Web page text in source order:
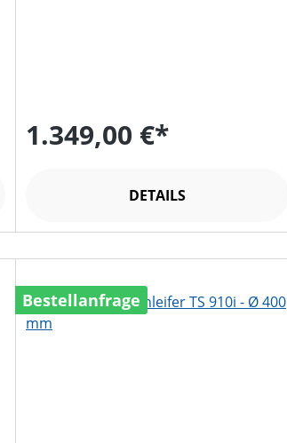
1.349,00 €*
DETAILS
Bestellanfrage